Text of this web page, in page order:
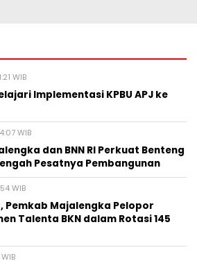
WIB
Implementasi KPBU APJ ke
WIB
dan BNN RI Perkuat Benteng
Pesatnya Pembangunan
WIB
Pemkab Majalengka Pelopor
Talenta BKN dalam Rotasi 145